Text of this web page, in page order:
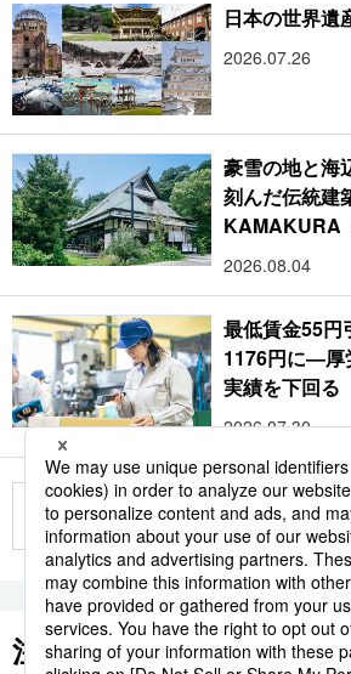
日本の世界遺
2026.07.26
豪雪の地と海
刻んだ伝統建
KAMAKURA
2026.08.04
最低賃金55円
1176円に―厚
実績を下回る
2026.07.30
もっと見る
注目のキーワード